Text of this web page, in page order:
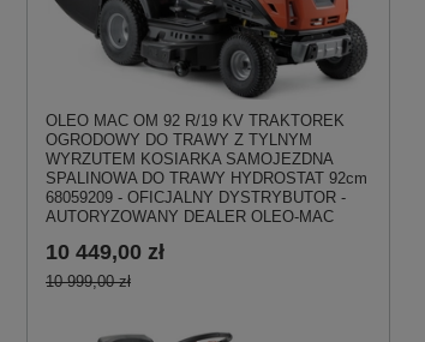
OLEO MAC OM 92 R/19 KV TRAKTOREK
OGRODOWY DO TRAWY Z TYLNYM
WYRZUTEM KOSIARKA SAMOJEZDNA
SPALINOWA DO TRAWY HYDROSTAT 92cm
68059209 - OFICJALNY DYSTRYBUTOR -
AUTORYZOWANY DEALER OLEO-MAC
10 449,00 zł
10 999,00 zł